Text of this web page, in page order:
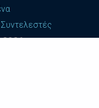
Συντελεστές
2026